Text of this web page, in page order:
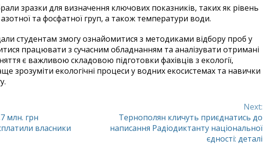
зразки для визначення ключових показників, таких як рівень
та фосфатної груп, а також температури води.
студентам змогу ознайомитися з методиками відбору проб у
працювати з сучасним обладнанням та аналізувати отримані
є важливою складовою підготовки фахівців з екології,
зрозуміти екологічні процеси у водних екосистемах та навички
млн. грн
власники
Next:
Тернополян кличуть приєднатись до
написання Радіодиктанту національної
єдності: деталі